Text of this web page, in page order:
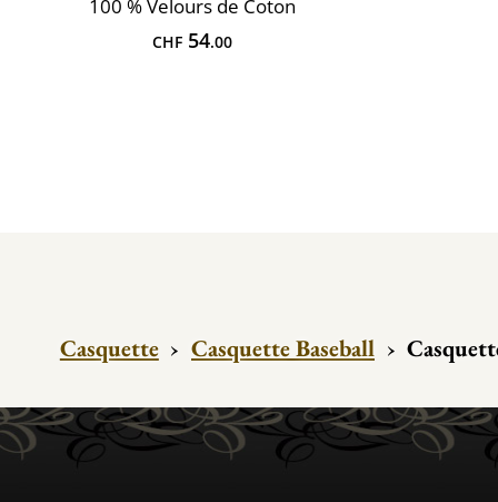
100 % Velours de Coton
CHF54.00
Casquette › Casquette Baseball ›